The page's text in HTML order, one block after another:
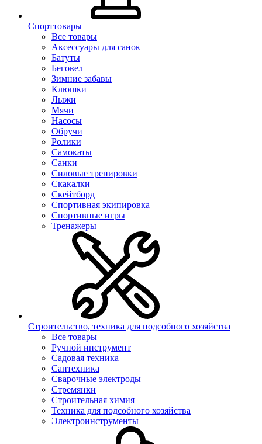
Спорттовары
Все товары
Аксессуары для санок
Батуты
Беговел
Зимние забавы
Клюшки
Лыжи
Мячи
Насосы
Обручи
Ролики
Самокаты
Санки
Силовые тренировки
Скакалки
Скейтборд
Спортивная экипировка
Спортивные игры
Тренажеры
Строительство, техника для подсобного хозяйства
Все товары
Ручной инструмент
Садовая техника
Сантехника
Сварочные электроды
Стремянки
Строительная химия
Техника для подсобного хозяйства
Электроинструменты